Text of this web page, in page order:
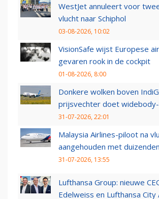
WestJet annuleert voor
vlucht naar Schiphol
03-08-2026, 10:02
VisionSafe wijst Europese
gevaren rook in de cockpit
01-08-2026, 8:00
Donkere wolken boven
prijsvechter doet
31-07-2026, 22:01
Malaysia Airlines-piloot na
aangehouden met
31-07-2026, 13:55
Lufthansa Group: nieuwe
Edelweiss en Lufthansa City